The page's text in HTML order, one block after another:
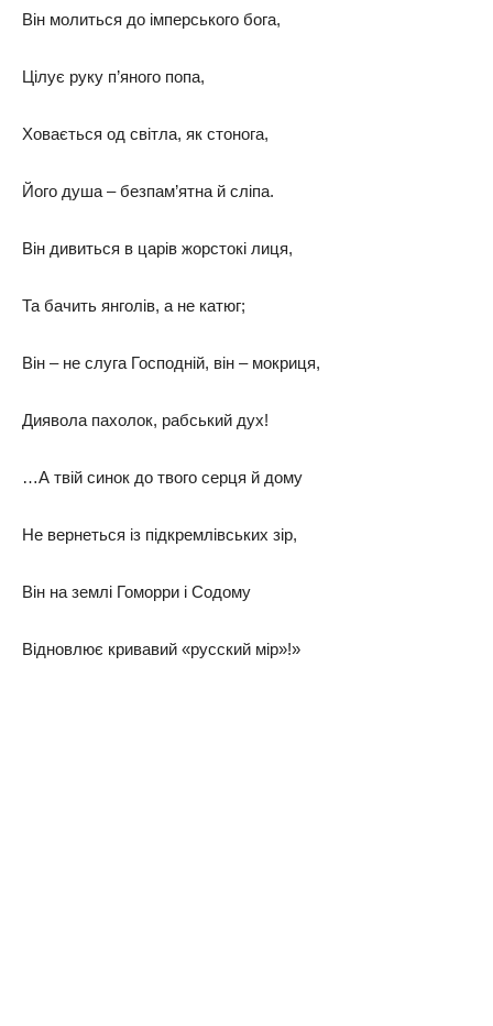
Він молиться до імперського бога,
Цілує руку п’яного попа,
Ховається од світла, як стонога,
Його душа – безпам’ятна й сліпа.
Він дивиться в царів жорстокі лиця,
Та бачить янголів, а не катюг;
Він – не слуга Господній, він – мокриця,
Диявола пахолок, рабський дух!
…А твій синок до твого серця й дому
Не вернеться із підкремлівських зір,
Він на землі Гоморри і Содому
Відновлює кривавий «русский мір»!»